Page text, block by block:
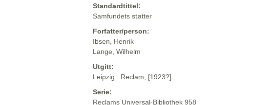
Standardtittel:
Samfundets støtter
Forfatter/person:
Ibsen, Henrik
Lange, Wilhelm
Utgitt:
Leipzig : Reclam, [1923?]
Serie:
Reclams Universal-Bibliothek 958